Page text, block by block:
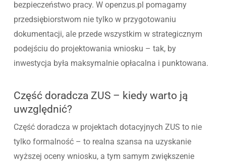
bezpieczeństwo pracy. W openzus.pl pomagamy
przedsiębiorstwom nie tylko w przygotowaniu
dokumentacji, ale przede wszystkim w strategicznym
podejściu do projektowania wniosku – tak, by
inwestycja była maksymalnie opłacalna i punktowana.
Część doradcza ZUS – kiedy warto ją
uwzględnić?
Część doradcza w projektach dotacyjnych ZUS to nie
tylko formalność – to realna szansa na uzyskanie
wyższej oceny wniosku, a tym samym zwiększenie